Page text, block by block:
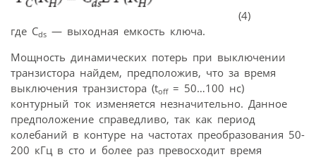
(4)
где Cds — выходная емкость ключа.
Мощность динамических потерь при выключении
транзистора найдем, предположив, что за время
выключения транзистора (toff= 50…100 нс)
контурный ток изменяется незначительно. Данное
предположение справедливо, так как период
колебаний в контуре на частотах преобразования 50-
200 кГц в сто и более раз превосходит время